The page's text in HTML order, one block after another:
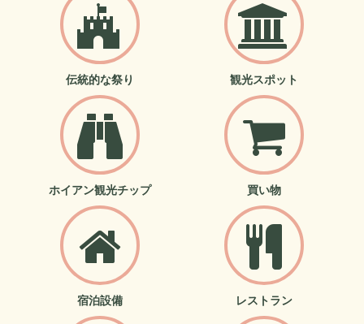
伝統的な祭り 観光スポット
ホイアン観光チップ 買い物
宿泊設備 レストラン